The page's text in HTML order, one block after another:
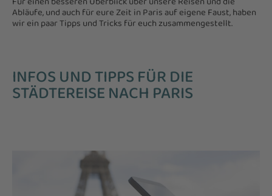
Abläufe, und auch für eure Zeit in Paris auf eigene Faust, haben
wir ein paar Tipps und Tricks für euch zusammengestellt.
INFOS UND TIPPS FÜR DIE
STÄDTEREISE NACH PARIS